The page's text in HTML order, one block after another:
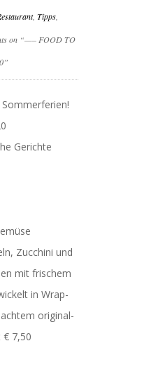
, Tipps,
on “—– FOOD TO
Gerichte
Zucchini und
mit frischem
in Wrap-
original-
€ 7,50